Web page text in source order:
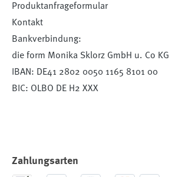
Produktanfrageformular
Kontakt
Bankverbindung:
die form Monika Sklorz GmbH u. Co KG
IBAN: DE41 2802 0050 1165 8101 00
BIC: OLBO DE H2 XXX
Zahlungsarten